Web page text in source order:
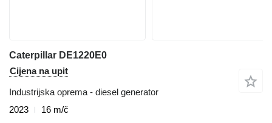
Caterpillar DE1220E0
Cijena na upit
Industrijska oprema - diesel generator
2023
16 m/č